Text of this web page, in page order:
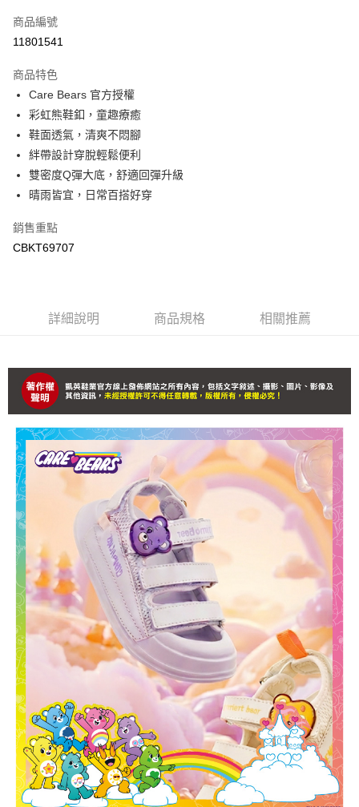
【「AFTEE先享後付」結帳流程】
２．訂單成立數日內，您將收到繳費通知簡訊。
３．收到繳費通知簡訊後14天內，點擊此簡訊中的連結，可透過四大超商／
ATM／網路銀行／等多元方式進行付款，方視為交易完成。
※ 請注意：結帳手續完成當下不需立刻繳費，但若您需要取消訂單，請聯絡
購買商品的店家。未經商家同意取消之訂單仍視為有效，需透過AFTEE先享
後付繳納相關費用。
※ 交易是否成功請以「AFTEE先享後付 」之結帳頁面顯示為準，若有關於
是否繳費成功／繳費後需取消欲退款等相關疑問，請聯繫「AFTEE先享後付
客戶支援中心」 https://netprotections.freshdesk.com/support/home
【注意事項】
易，需依本服務之必要範圍內提供個人資料，並將交易相關給付款項請求債
３．未成年的使用者請事先徵得法定代理人或監護人之同意方可使用
「AFTEE先享後付」，若未經同意申辦者引起之損失，本公司不負相關責
時審查核予不同之上限額度；若仍有額度不足之情形，本公司將視審查結果
請求用戶進行身份認證。
５．嚴禁一人註冊多個帳號或使用他人資訊註冊。若發現惡意使用之情形，
恩沛科技股份有限公司將有權停止該用戶之使用額度並採取法律行動。
付款後全家取貨
每筆NT$90，滿NT$799(含以上)免運費
每筆NT$9,999，滿NT$7,999(含以上)免運費
付款後7-11取貨(追蹤碼前面加上868再查詢)
每筆NT$90，滿NT$799(含以上)免運費
宅配運費
每筆NT$90，滿NT$699(含以上)免運費
商品編號
11801541
商品特色
Care Bears 官方授權
彩虹熊鞋釦，童趣療癒
鞋面透氣，清爽不悶腳
絆帶設計穿脫輕鬆便利
雙密度Q彈大底，舒適回彈升級
晴雨皆宜，日常百搭好穿
銷售重點
CBKT69707
詳細說明 商品規格 相關推薦